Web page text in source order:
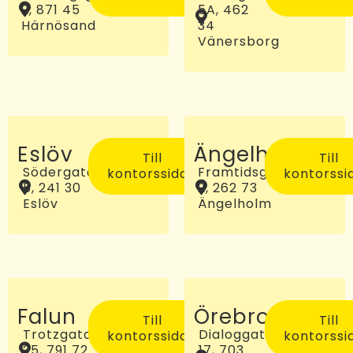
2, 871 45
Härnösand
5A, 462
34
Vänersborg
Eslöv
Södergatan
5, 241 30
Eslöv
Till
kontorssidan
Ängelholm
Framtidsgatan
2, 262 73
Ängelholm
Till
Falun
Trotzgatan
Till
kontorssidan
Örebro
Dialoggatan
Till